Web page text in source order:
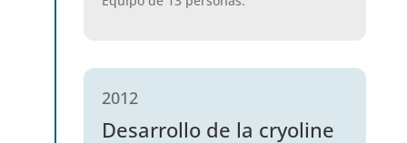
2012
Desarrollo de la cryoline